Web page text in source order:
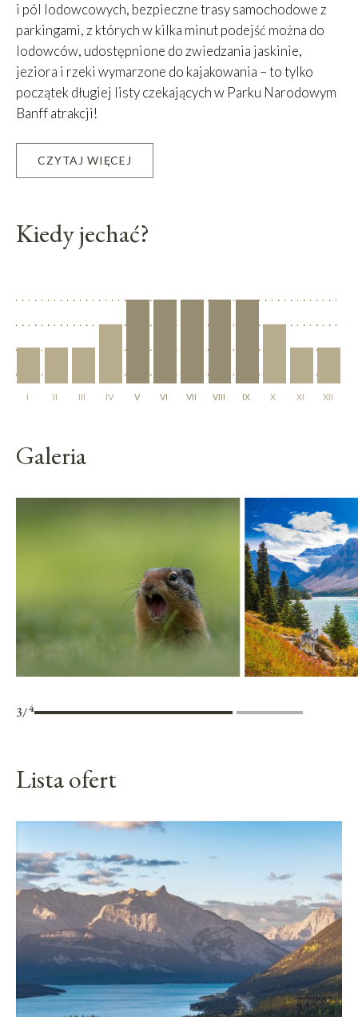
i pól lodowcowych, bezpieczne trasy samochodowe z
parkingami, z których w kilka minut podejść można do
lodowców, udostępnione do zwiedzania jaskinie,
jeziora i rzeki wymarzone do kajakowania – to tylko
początek długiej listy czekających w Parku Narodowym
Banff atrakcji!
CZYTAJ WIĘCEJ
−
Kiedy jechać?
I II III IV V VI VII VIII IX X XI XII
Galeria
3/4
Lista ofert